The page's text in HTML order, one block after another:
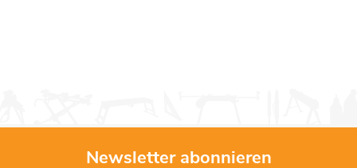
Newsletter abonnieren